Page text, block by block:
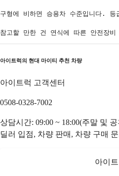
구형에 비하면 승용차 수준입니다.
참고할 만한 건 연식에 따른 안전장
아이트럭의 현대 마이티 추천 차량
아이트럭 고객센터
0508-0328-7002
상담시간: 09:00 ~ 18:00(주말 및
딜러 입점, 차량 판매, 차량 구매
아이